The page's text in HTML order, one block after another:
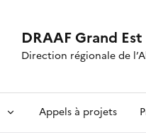
DRAAF Grand Est
Direction régionale de
Appels à projets